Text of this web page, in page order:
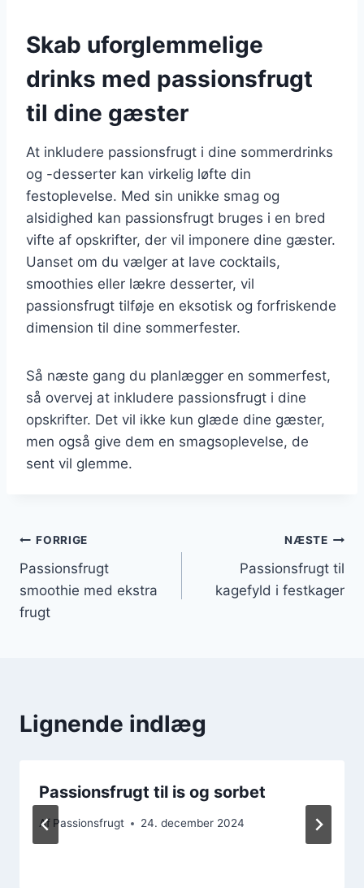
Skab uforglemmelige
drinks med passionsfrugt
til dine gæster
At inkludere passionsfrugt i dine sommerdrinks
og -desserter kan virkelig løfte din
festoplevelse. Med sin unikke smag og
alsidighed kan passionsfrugt bruges i en bred
vifte af opskrifter, der vil imponere dine gæster.
Uanset om du vælger at lave cocktails,
smoothies eller lækre desserter, vil
passionsfrugt tilføje en eksotisk og forfriskende
dimension til dine sommerfester.
Så næste gang du planlægger en sommerfest,
så overvej at inkludere passionsfrugt i dine
opskrifter. Det vil ikke kun glæde dine gæster,
men også give dem en smagsoplevelse, de
sent vil glemme.
Indlægsnavigation
FORRIGE
Passionsfrugt
smoothie med ekstra
frugt
NÆSTE
Passionsfrugt til
kagefyld i festkager
Lignende indlæg
Passionsfrugt til is og sorbet
Af Passionsfrugt 24. december 2024